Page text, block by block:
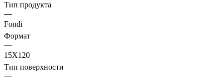
Тип продукта
—
Fondi
Формат
—
15X120
Тип поверхности
—